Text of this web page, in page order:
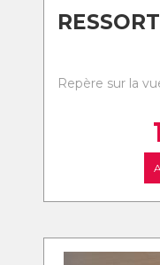
RESSORT
Repère sur la